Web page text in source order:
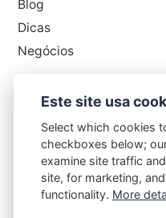
Blog
Dicas
Negócios
EQUIPE
Termos de Uso
Este site usa
Select which cookies
checkboxes below;
examine site traffic
site, for marketing,
functionality. More